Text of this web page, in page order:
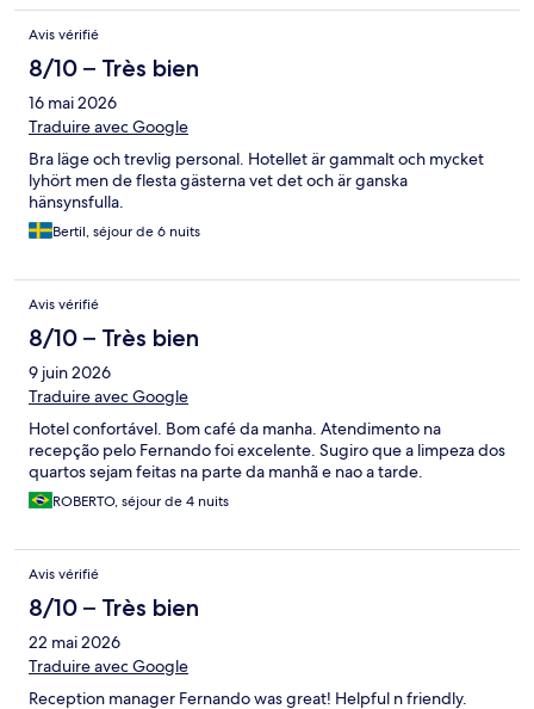
Avis vérifié
8/10 – Très bien
16 mai 2026
Traduire avec Google
Bra läge och trevlig personal. Hotellet är gammalt och mycket
lyhört men de flesta gästerna vet det och är ganska
hänsynsfulla.
Bertil, séjour de 6 nuits
Avis vérifié
8/10 – Très bien
9 juin 2026
Traduire avec Google
Hotel confortável. Bom café da manha. Atendimento na
recepção pelo Fernando foi excelente. Sugiro que a limpeza dos
quartos sejam feitas na parte da manhã e nao a tarde.
ROBERTO, séjour de 4 nuits
Avis vérifié
8/10 – Très bien
22 mai 2026
Traduire avec Google
Reception manager Fernando was great! Helpful n friendly.